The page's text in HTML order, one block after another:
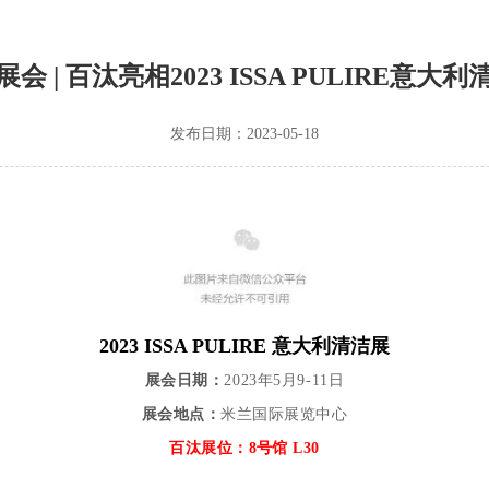
会 | 百汰亮相2023 ISSA PULIRE意大利
发布日期：2023-05-18
2023 ISSA PULIRE 意大利清洁展
展会日期： 2023年5月9-11日
展会地点：米兰国际展览中心
百汰展位：8号馆L30